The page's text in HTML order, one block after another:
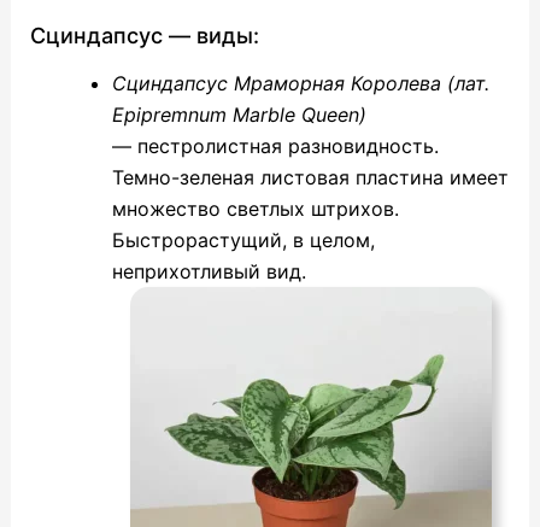
Сциндапсус — виды:
Сциндапсус Мраморная Королева (лат.
Epipremnum Marble Queen)
— пестролистная разновидность.
Темно-зеленая листовая пластина имеет
множество светлых штрихов.
Быстрорастущий, в целом,
неприхотливый вид.